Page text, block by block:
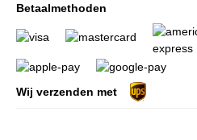
Betaalmethoden
Wij verzenden met